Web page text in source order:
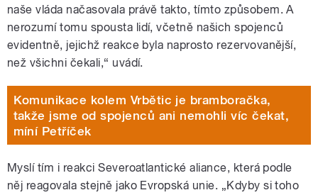
naše vláda načasovala právě takto, tímto způsobem. A
nerozumí tomu spousta lidí, včetně našich spojenců
evidentně, jejichž reakce byla naprosto rezervovanější,
než všichni čekali,“ uvádí.
Komunikace kolem Vrbětic je bramboračka,
takže jsme od spojenců ani nemohli víc čekat,
míní Petříček
Myslí tím i reakci Severoatlantické aliance, která podle
něj reagovala stejně jako Evropská unie. „Kdyby si toho